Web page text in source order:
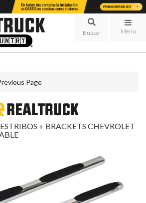
Menu
Page
+ BRACKETS CHEVROLET